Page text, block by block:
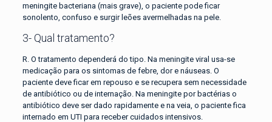
meningite bacteriana (mais grave), o paciente pode ficar
sonolento, confuso e surgir leões avermelhadas na pele.
3- Qual tratamento?
R. O tratamento dependerá do tipo. Na meningite viral usa-se
medicação para os sintomas de febre, dor e náuseas. O
paciente deve ficar em repouso e se recupera sem necessidade
de antibiótico ou de internação. Na meningite por bactérias o
antibiótico deve ser dado rapidamente e na veia, o paciente fica
internado em UTI para receber cuidados intensivos.